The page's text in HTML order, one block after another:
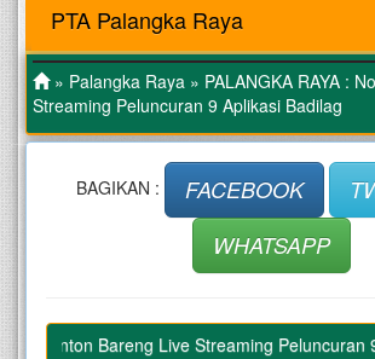
PTA Palangka Raya
» Palangka Raya » PALANGKA RAYA :
Streaming Peluncuran 9 Aplikasi Badilag
BAGIKAN : FACEBOOK
WHATSAPP
: Nonton Bareng Live Streaming Peluncuran 9